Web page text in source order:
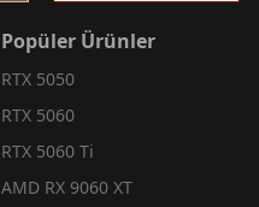
Popüler Ürünler
RTX 5050
RTX 5060
RTX 5060 Ti
AMD RX 9060 XT